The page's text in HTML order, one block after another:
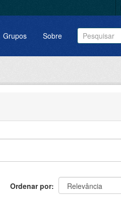
Grupos Sobre
Ordenar por